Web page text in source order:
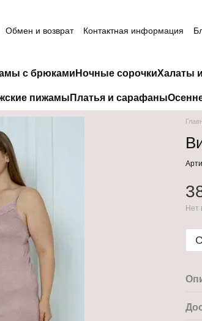
Обмен и возврат Контактная информация
с брюками Ночные сорочкиХалаты
пижамы Платья и сарафаны
Нет